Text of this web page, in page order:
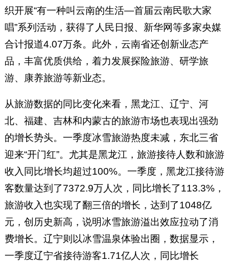
织开展“有一种叫云南的生活—首届云南民歌大家
唱”系列活动，获得了人民日报、新华网等多家央媒
合计报道4.07万条。此外，云南省还创新业态产
品，丰富优质供给，着力发展探险旅游、研学旅
游、康养旅游等新业态。
从旅游数据的同比变化来看，黑龙江、辽宁、河
北、福建、吉林和内蒙古的旅游市场也表现出强劲
的增长势头。一季度冰雪旅游热度未减，东北三省
迎来“开门红”。尤其是黑龙江，旅游接待人数和旅游
收入同比增长均超过100%。一季度，黑龙江接待游
客数量达到了7372.9万人次，同比增长了113.3%，
旅游收入也实现了翻三倍的增长，达到了1048亿
元，创历史新高，说明冰雪旅游溢出效应拉动了消
费增长。辽宁则以冰雪温泉体验出圈，数据显示，
一季度辽宁省接待游客1.71亿人次，同比增长